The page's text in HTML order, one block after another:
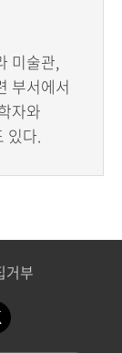
미술관,
부서에서
자와
있다.
거부